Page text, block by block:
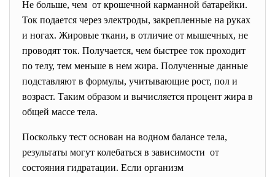
Не больше, чем от крошечной карманной батарейки.
Ток подается через электроды, закрепленные на руках
и ногах. Жировые ткани, в отличие от мышечных, не
проводят ток. Получается, чем быстрее ток проходит
по телу, тем меньше в нем жира. Полученные данные
подставляют в формулы, учитывающие рост, пол и
возраст. Таким образом и вычисляется процент жира в
общей массе тела.
Поскольку тест основан на водном балансе тела,
результаты могут колебаться в зависимости от
состояния гидратации. Если организм